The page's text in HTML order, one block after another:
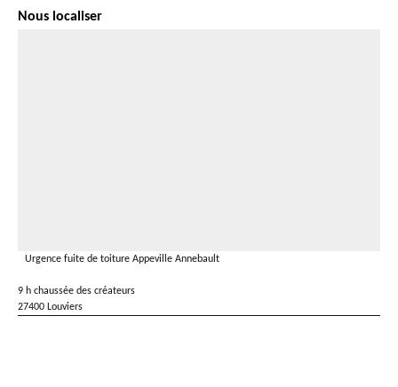
Nous localiser
Urgence fuite de toiture Appeville Annebault
9 h chaussée des créateurs
27400 Louviers